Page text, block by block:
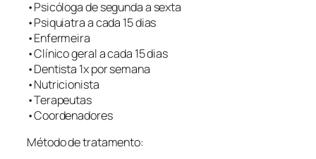
•Psicóloga de segunda a sexta
•Psiquiatra a cada 15 dias
•Enfermeira
•Clínico geral a cada 15 dias
•Dentista 1x por semana
•Nutricionista
•Terapeutas
•Coordenadores
Método de tratamento: